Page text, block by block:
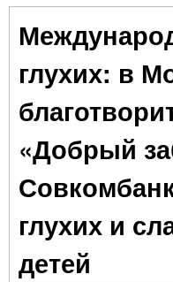
глухих: в
«Добрый
глухих и
детей